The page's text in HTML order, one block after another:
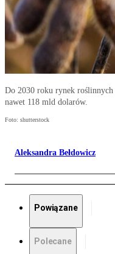
Do 2030 roku rynek roślinnych
nawet 118 mld dolarów.
Foto: shutterstock
Aleksandra Bełdowicz
Powiązane
Polecane